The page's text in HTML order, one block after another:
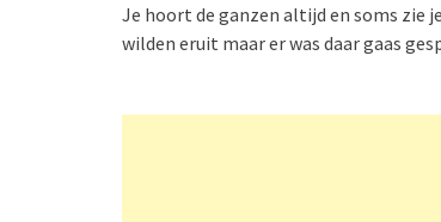
Je hoort de ganzen altijd en soms zie
wilden eruit maar er was daar gaas